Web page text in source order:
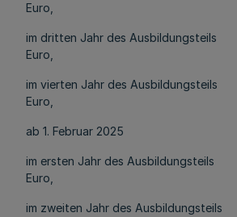
Euro,
im dritten Jahr des
Euro,
im vierten Jahr des
Euro,
ab 1. Februar 2025
im ersten Jahr des
Euro,
im zweiten Jahr des